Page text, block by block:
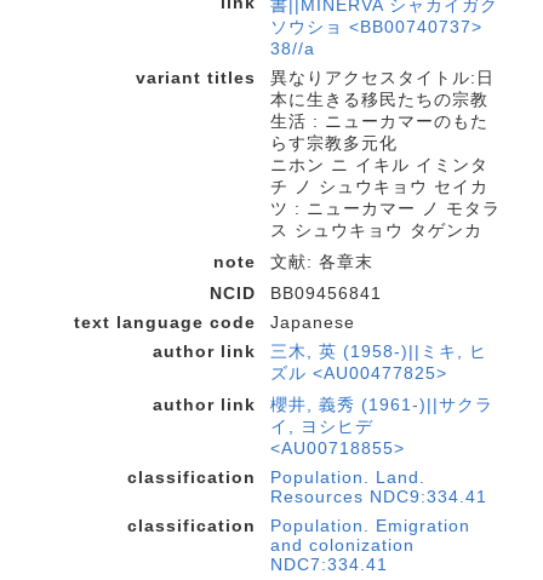
書||MINERVA シャカイガク
ソウショ <BB00740737>
38//a
variant titles
異なりアクセスタイトル:日
本に生きる移民たちの宗教
生活 : ニューカマーのもた
らす宗教多元化
ニホン ニ イキル イミンタ
チ ノ シュウキョウ セイカ
ツ : ニューカマー ノ モタラ
ス シュウキョウ タゲンカ
note
文献: 各章末
NCID
BB09456841
text language code
Japanese
author link
三木, 英 (1958-)||ミキ, ヒ
ズル <AU00477825>
author link
櫻井, 義秀 (1961-)||サクラ
イ, ヨシヒデ
<AU00718855>
classification
Population. Land.
Resources NDC9:334.41
classification
Population. Emigration
and colonization
NDC7:334.41